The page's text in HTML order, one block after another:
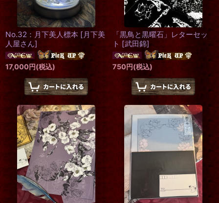
No.32：月下美人標本 [月下美
人屋さん]
17,000円(税込)
「黒鳥と黒曜石」レターセッ
ト [武田錦]
750円(税込)